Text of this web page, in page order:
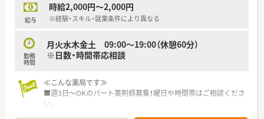
調剤業務全般を向上させるための意見交換や提案、新薬につい
ての勉強会、急性期疾患に対応する医学知識の習得、
医療など、時期を鑑みてタイムリーな内容で進められます。
■産前産後休暇、育児求職制度取得実績が多数あり、復職後、短
時間勤務にて就業されている方も多くいらっしゃいます。
≪こんな方におすすめ≫
■電車通勤で駅チカの勤務先をお探しのかた
■幅広い科目に触れ、知識・スキルを磨きたい方
給与
時給2,000円～2,000円
※経験・スキル・就業条件により異なる
勤務
時間
月火水木金土 09:00～19:00（休憩60分）
※日数・時間帯応相談
≪こんな薬局です≫
■週3日～OKのパート薬剤師募集！曜日や時間帯はご相談くださ
い。